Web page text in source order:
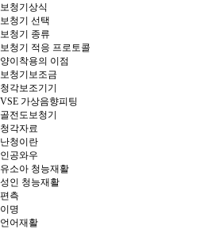
보청기상식
보청기 선택
보청기 종류
보청기 적응 프로토콜
양이착용의 이점
보청기보조금
청각보조기기
VSE 가상음향피팅
골전도보청기
청각자료
난청이란
인공와우
유소아 청능재활
성인 청능재활
편측
이명
언어재활